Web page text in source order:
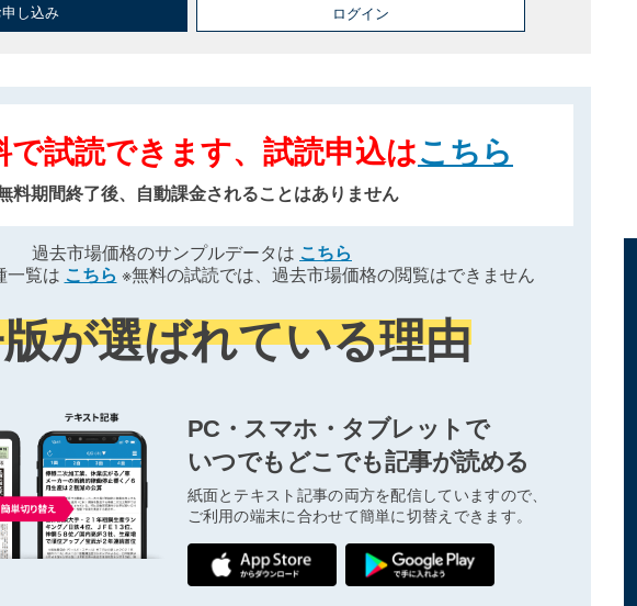
し込み ログイン
で試読できます、試読申込はこちら
料期間終了後、自動課金されることはありません
過去市場価格のサンプルデータは こちら
一覧は こちら ※無料の試読では、過去市場価格の閲覧はできません
が選ばれている理由
PC・スマホ・タブレットで
いつでもどこでも記事が読める
紙面とテキスト記事の両方を配信していますので、
ご利用の端末に合わせて簡単に切替えできます。